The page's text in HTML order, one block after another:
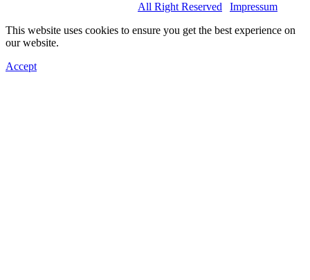
All Right Reserved
Impressum
This website uses cookies to ensure you get the best experience on
our website.
Accept